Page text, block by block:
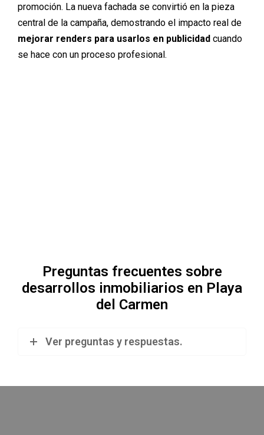
promoción. La nueva fachada se convirtió en la pieza
central de la campaña, demostrando el impacto real de
mejorar renders para usarlos en publicidad cuando
se hace con un proceso profesional.
Preguntas frecuentes sobre
desarrollos inmobiliarios en Playa
del Carmen
Ver preguntas y respuestas.